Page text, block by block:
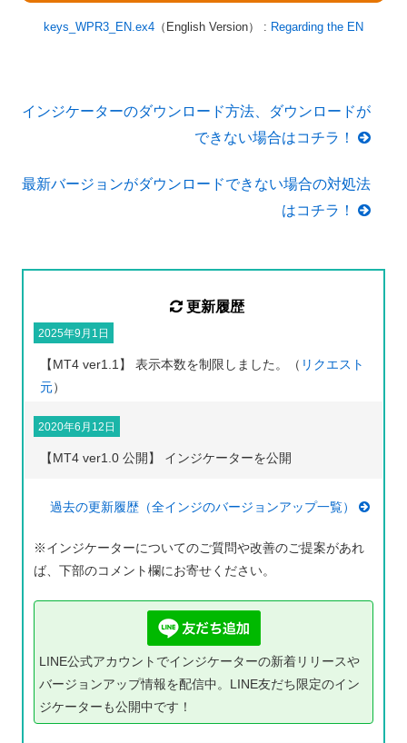
keys_WPR3_EN.ex4 （English Version） : Regarding the EN
インジケーターのダウンロード方法、ダウンロードが
できない場合はコチラ！
最新バージョンがダウンロードできない場合の対処法
はコチラ！
更新履歴
2025年9月1日
【MT4 ver1.1】 表示本数を制限しました。（ リクエスト
元）
2020年6月12日
【MT4 ver1.0 公開】 インジケーターを公開
過去の更新履歴（全インジのバージョンアップ一覧）
※インジケーターについてのご質問や改善のご提案があれ
ば、下部のコメント欄にお寄せください。
LINE公式アカウントでインジケーターの新着リリースや
バージョンアップ情報を配信中。LINE友だち限定のイン
ジケーターも公開中です！